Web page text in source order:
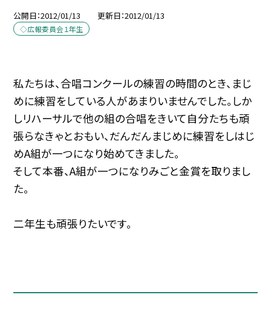
公開日 2012/01/13 更新日 2012/01/13
◇広報委員会１年生
私たちは、合唱コンクールの練習の時間のとき、まじ
めに練習をしている人があまりいませんでした。しか
しリハーサルで他の組の合唱をきいて自分たちも頑
張らなきゃとおもい、だんだんまじめに練習をしはじ
めA組が一つになり始めてきました。
そして本番、A組が一つになりみごと金賞を取りまし
た。
二年生も頑張りたいです。